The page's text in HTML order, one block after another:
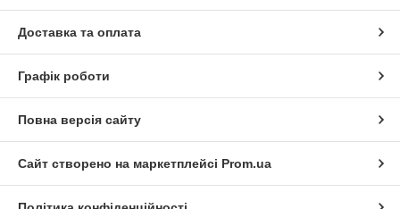
Доставка та оплата
Графік роботи
Повна версія сайту
Сайт створено на маркетплейсі Prom.ua